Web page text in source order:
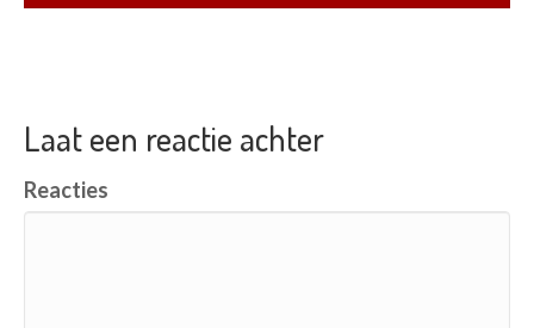
Laat een reactie achter
Reacties